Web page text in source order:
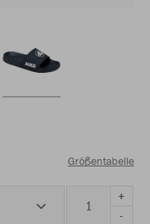
Größentabelle
+
-